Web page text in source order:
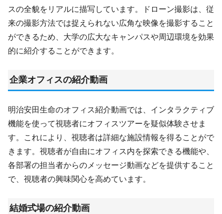
スの全貌をリアルに描写しています。ドローン撮影は、従
来の撮影方法では捉えられない広角な映像を撮影すること
ができるため、大学の広大なキャンパスや周辺環境を効果
的に紹介することができます。
企業オフィスの紹介動画
明治安田生命のオフィス紹介動画では、インタラクティブ
機能を使って視聴者にオフィスツアーを疑似体験させま
す。これにより、視聴者は詳細な施設情報を得ることがで
きます。視聴者が自由にオフィス内を探索できる機能や、
各部署の担当者からのメッセージ動画などを提供すること
で、視聴者の興味関心を高めています。
結婚式場の紹介動画